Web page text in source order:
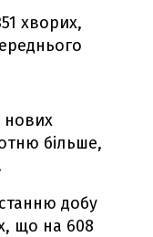
хворих,
нових
більше,
добу
що на 608